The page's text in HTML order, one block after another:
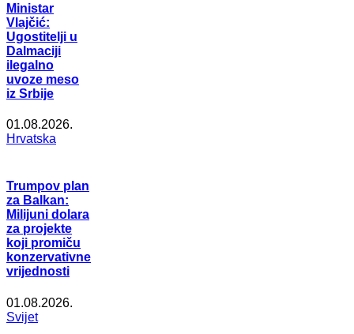
Ministar
Vlajčić:
Ugostitelji u
Dalmaciji
ilegalno
uvoze meso
iz Srbije
01.08.2026.
Hrvatska
Trumpov plan
za Balkan:
Milijuni dolara
za projekte
koji promiču
konzervativne
vrijednosti
01.08.2026.
Svijet